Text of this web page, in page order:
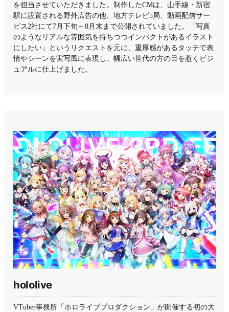
を担当させていただきました。制作したCMは、山手線・新宿
駅に設置される野外広告の他、地方テレビ5局、動画配信サー
ビス2社にて7月下旬～8月末まで公開されていました。「写真
のようなリアルな雰囲気を持ちつつインパクトがあるイラスト
にしたい」というリクエストを元に、重厚感があるタッチで表
情やシーンを実写風に表現し、幅広い世代の方の目を惹くビジ
ュアルに仕上げました。
hololive
VTuber事務所「ホロライブプロダクション」が開催する初の大